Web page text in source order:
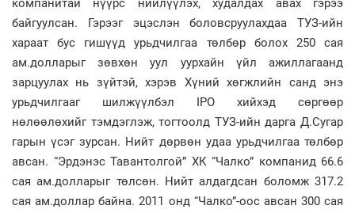
компанитай нүүрс нийлүүлэх, худалдах авах гэрээ
байгуулсан. Гэрээг эцэслэн боловсруулахдаа ТУЗ-ийн
хараат бус гишүүд урьдчилгаа төлбөр болох 250 сая
ам.долларыг зөвхөн уул уурхайн үйл ажиллагаанд
зарцуулах нь зүйтэй, хэрэв Хүний хөгжлийн санд энэ
урьдчилгааг шилжүүлбэл IРО хийхэд сөргөөр
нөлөөлөхийг тэмдэглэж, тогтоолд ТУЗ-ийн дарга Д.Сугар
гарын үсэг зурсан. Нийт дөрвөн удаа урьдчилгаа төлбөр
авсан. “Эрдэнэс Тавантолгой” ХК “Чалко” компанид 66.6
сая ам.долларыг төлсөн. Нийт алдагдсан боломж 317.2
сая ам.доллар байна. 2011 онд “Чалко”-оос авсан 300 сая